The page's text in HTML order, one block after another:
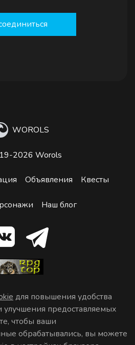
WOROLS
2026 Worols
Объявления Квесты
Наш блог
для повышения удобства
улучшения предоставляемых
чтобы ваши
обрабатывались, вы можете